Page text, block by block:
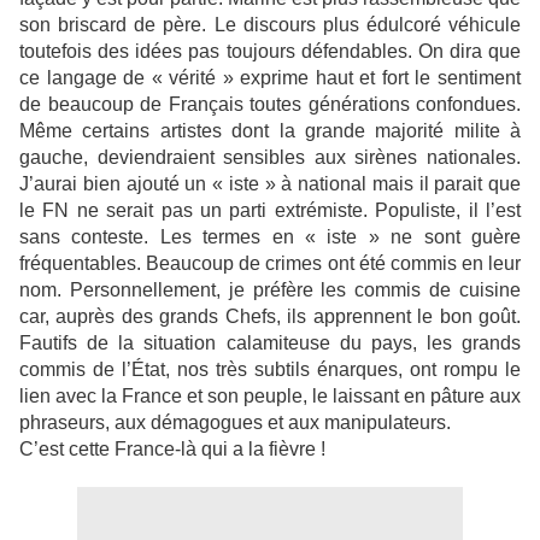
son briscard de père. Le discours plus édulcoré véhicule
toutefois des idées pas toujours défendables. On dira que
ce langage de « vérité » exprime haut et fort le sentiment
de beaucoup de Français toutes générations confondues.
Même certains artistes dont la grande majorité milite à
gauche, deviendraient sensibles aux sirènes nationales.
J’aurai bien ajouté un « iste » à national mais il parait que
le FN ne serait pas un parti extrémiste. Populiste, il l’est
sans conteste. Les termes en « iste » ne sont guère
fréquentables. Beaucoup de crimes ont été commis en leur
nom. Personnellement, je préfère les commis de cuisine
car, auprès des grands Chefs, ils apprennent le bon goût.
Fautifs de la situation calamiteuse du pays, les grands
commis de l’État, nos très subtils énarques, ont rompu le
lien avec la France et son peuple, le laissant en pâture aux
phraseurs, aux démagogues et aux manipulateurs.
C’est cette France-là qui a la fièvre !